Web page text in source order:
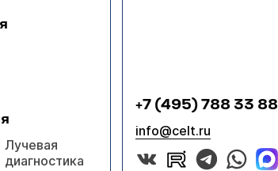
Лучевая
диагностика
+7 (495) 788 33 88
info@celt.ru